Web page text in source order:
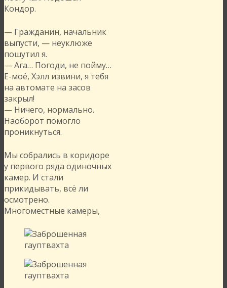
Кондор.
— Гражданин, начальник
выпусти, — неуклюже
пошутил я.
— Ага… Погоди, не пойму…
Ё-моё, Хэлл извини, я тебя
на автомате на засов
закрыл!
— Ничего, нормально.
Наоборот помогло
проникнуться.
Мы собрались в коридоре
у первого ряда одиночных
камер. И стали
прикидывать, всё ли
осмотрено.
Многоместные камеры,